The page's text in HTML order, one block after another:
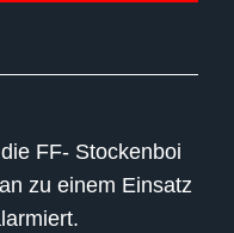
FF- Stockenboi
zu einem Einsatz